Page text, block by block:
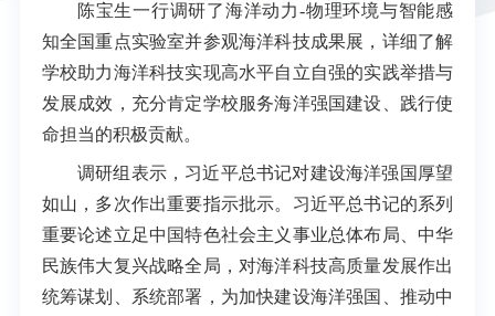
陈宝生一行调研了海洋动力-物理环境与智能感
知全国重点实验室并参观海洋科技成果展，详细了解
学校助力海洋科技实现高水平自立自强的实践举措与
发展成效，充分肯定学校服务海洋强国建设、践行使
命担当的积极贡献。
调研组表示，习近平总书记对建设海洋强国厚望
如山，多次作出重要指示批示。习近平总书记的系列
重要论述立足中国特色社会主义事业总体布局、中华
民族伟大复兴战略全局，对海洋科技高质量发展作出
统筹谋划、系统部署，为加快建设海洋强国、推动中